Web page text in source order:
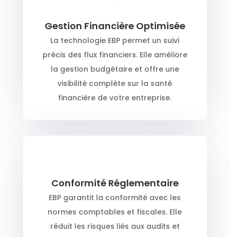
Gestion Financière Optimisée
La technologie EBP permet un suivi
précis des flux financiers. Elle améliore
la gestion budgétaire et offre une
visibilité complète sur la santé
financière de votre entreprise.
Conformité Réglementaire
EBP garantit la conformité avec les
normes comptables et fiscales. Elle
réduit les risques liés aux audits et